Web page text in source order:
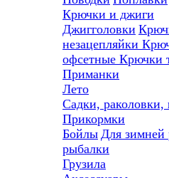
Крючки и джиги
Джигголовки
незацепляйки
офсетные Крючки
Приманки
Лето
Садки, раколовки,
Прикормки
Бойлы Для зимней
рыбалки
Грузила